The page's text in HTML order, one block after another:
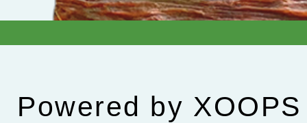
Powered by XOOPS